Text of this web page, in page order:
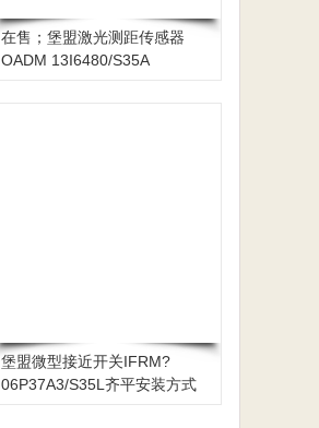
在售；堡盟激光测距传感器
OADM 13I6480/S35A
堡盟微型接近开关IFRM?
06P37A3/S35L齐平安装方式